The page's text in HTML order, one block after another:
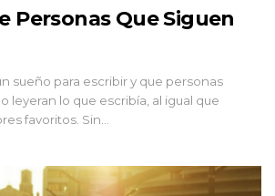
Personas Que Siguen
sueño para escribir y que personas
leyeran lo que escribía, al igual que
favoritos. Sin…